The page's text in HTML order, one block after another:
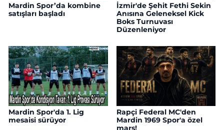
Mardin Spor’da kombine
satışları başladı
İzmir'de Şehit Fethi Sekin
Anısına Geleneksel Kick
Boks Turnuvası
Düzenleniyor
Mardin Spor'da 1. Lig
mesaisi sürüyor
Rapçi Federal MC'den
Mardin 1969 Spor'a özel
marş!